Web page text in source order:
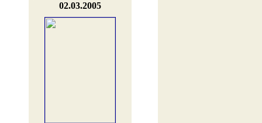
02.03.2005